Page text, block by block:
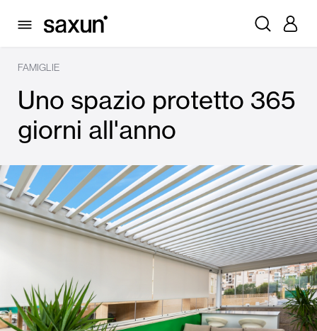
FAMIGLIE
Uno spazio protetto 365
giorni all'anno